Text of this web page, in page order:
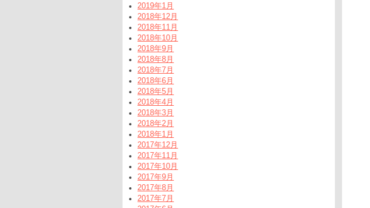
2019年1月
2018年12月
2018年11月
2018年10月
2018年9月
2018年8月
2018年7月
2018年6月
2018年5月
2018年4月
2018年3月
2018年2月
2018年1月
2017年12月
2017年11月
2017年10月
2017年9月
2017年8月
2017年7月